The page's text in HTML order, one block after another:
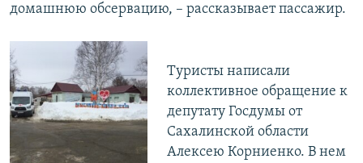
домашнюю обсервацию, – рассказывает пассажир.
Туристы написали
коллективное обращение к
депутату Госдумы от
Сахалинской области
Алексею Корниенко. В нем